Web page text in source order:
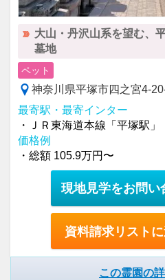
大山・丹沢山系を望む、
墓地
ペット
神奈川県平塚市四之宮4-
最寄駅・最寄インター
・ＪＲ東海道本線「平塚駅」
価格例
・総額 105.9万円〜
現地見学をお問い
資料請求リスト
この霊園の